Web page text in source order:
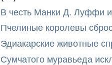
В честь Манки Д. Луффи
Пчелиные королевы
Эдиакарские животные
Сумчатого муравьеда